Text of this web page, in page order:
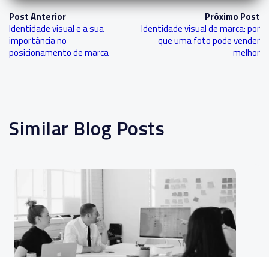
Post Anterior
Identidade visual e a sua
importância no
posicionamento de marca
Próximo Post
Identidade visual de marca: por
que uma foto pode vender
melhor
Similar Blog Posts